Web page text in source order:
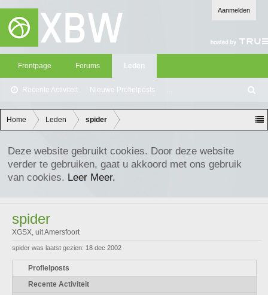
Aanmelden
Frontpage Forums Leden
Recente Activiteit Nieuwe Profielposts ...
oe
ke
n
Home Leden spider
Deze website gebruikt cookies. Door deze website
verder te gebruiken, gaat u akkoord met ons gebruik
van cookies. Leer Meer.
spider
XGSX, uitAmersfoort
spider was laatst gezien: 18 dec 2002
Profielposts
Recente Activiteit